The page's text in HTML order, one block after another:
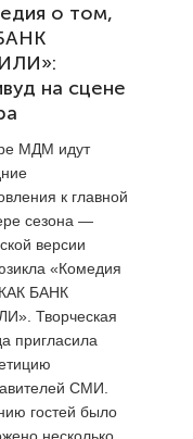
о том,
на сцене
МДМ идут
к главной
сезона —
версии
«Комедия
БАНК
Творческая
пригласила
СМИ.
гостей было
несколько